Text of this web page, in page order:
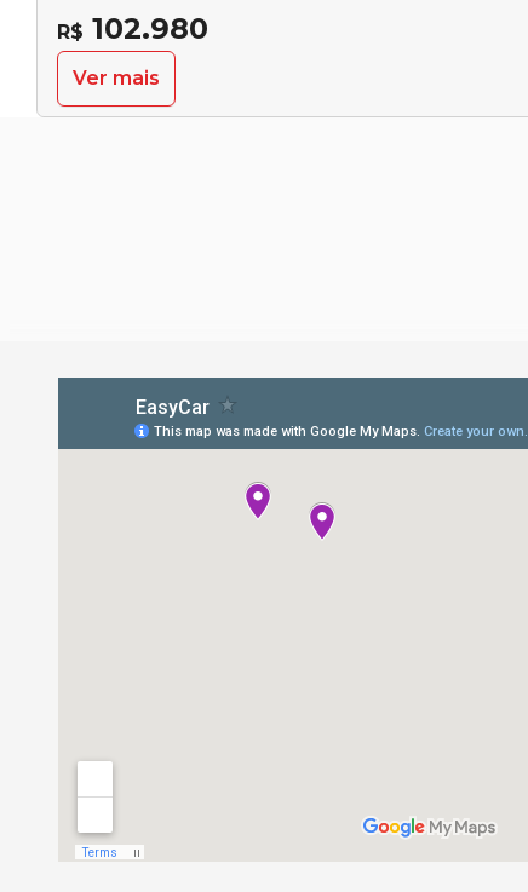
R$ 102.980
Ver mais